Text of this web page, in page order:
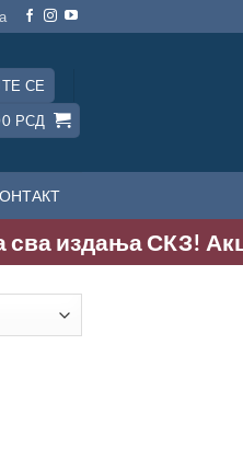
СЕ
РСД
издања СКЗ!